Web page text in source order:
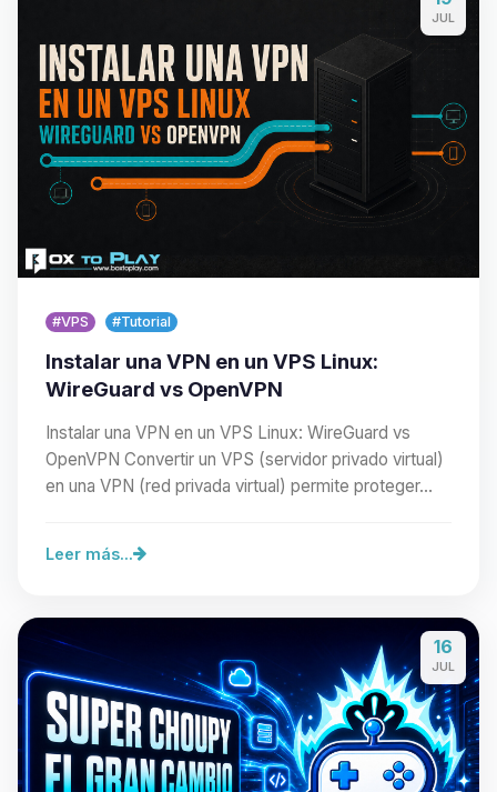
JUL
#VPS #Tutorial
Instalar una VPN en un VPS Linux:
WireGuard vs OpenVPN
Instalar una VPN en un VPS Linux: WireGuard vs
OpenVPN Convertir un VPS (servidor privado virtual)
en una VPN (red privada virtual) permite proteger…
Leer más...
16
JUL